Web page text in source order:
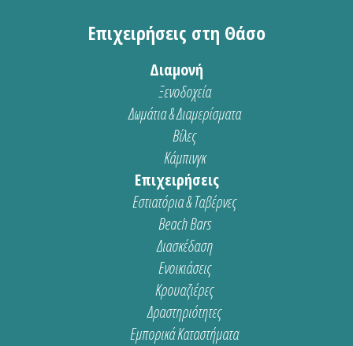
Επιχειρήσεις στη Θάσο
Διαμονή
Ξενοδοχεία
Δωμάτια & Διαμερίσματα
Βίλες
Κάμπινγκ
Επιχειρήσεις
Εστιατόρια & Ταβέρνες
Beach Bars
Διασκέδαση
Ενοικιάσεις
Κρουαζιέρες
Δραστηριότητες
Εμπορικά Καταστήματα